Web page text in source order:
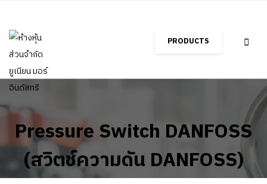
PRODUCTS
Pressure Switch DANFOSS
(สวิตช์ความดัน DANFOSS)